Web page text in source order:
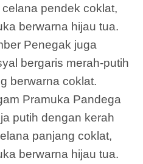
pendek coklat,
berwarna hijau tua.
Penegak juga
bergaris merah-putih
berwarna coklat.
Pramuka Pandega
putih dengan kerah
panjang coklat,
berwarna hijau tua.